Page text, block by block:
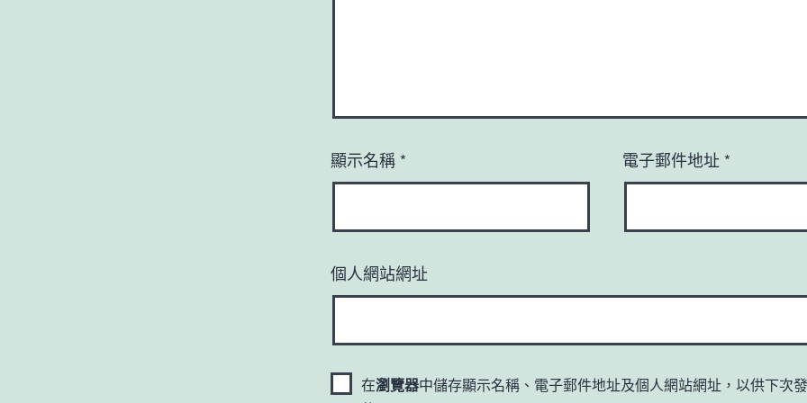
顯示名稱 * 電子郵件地址 *
個人網站網址
在瀏覽器中儲存顯示名稱、電子郵件地址及個人網站網址，以供下次